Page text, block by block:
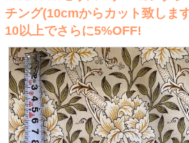
チング(10cmからカット致しま
10以上でさらに5%OFF!